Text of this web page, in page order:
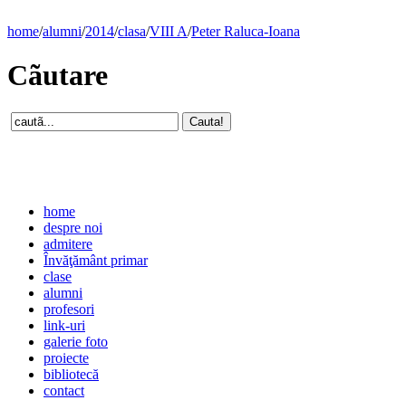
home/alumni/2014/clasa/VIII A/Peter Raluca-Ioana
Cãutare
home
despre noi
admitere
Învăţământ primar
clase
alumni
profesori
link-uri
galerie foto
proiecte
bibliotecă
contact